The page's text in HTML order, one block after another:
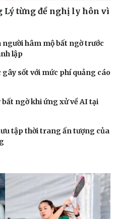
Podcast
Lý từng đề nghị ly hôn vì
hâm mộ bất ngờ trước
lập
sốt với mức phí quảng cáo
ngờ khi ứng xử về AI tại
tập thời trang ấn tượng của